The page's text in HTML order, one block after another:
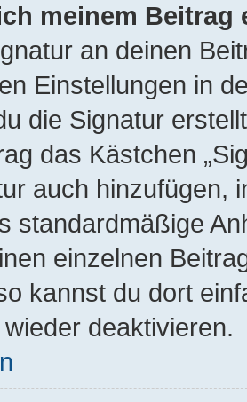
meinem
an deinen
Einstellungen in
die Signatur
das Kästchen
auch hinzufügen,
standardmäßige
einzelnen
kannst du dort
wieder deaktivieren.